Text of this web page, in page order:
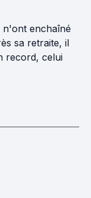
n'ont enchaîné
sa retraite, il
record, celui